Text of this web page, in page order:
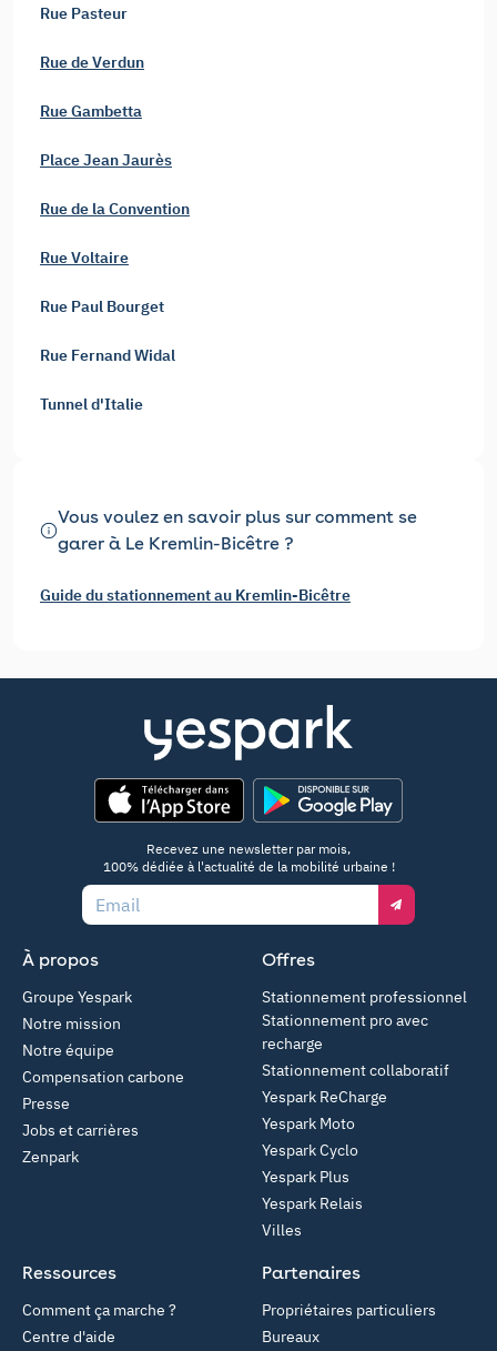
Rue Pasteur
Rue de Verdun
Rue Gambetta
Place Jean Jaurès
Rue de la Convention
Rue Voltaire
Rue Paul Bourget
Rue Fernand Widal
Tunnel d'Italie
Vous voulez en savoir plus sur comment se
garer à Le Kremlin-Bicêtre ?
Guide du stationnement au Kremlin-Bicêtre
Recevez une newsletter par mois,
100% dédiée à l'actualité de la mobilité urbaine !
À propos
Groupe Yespark
Notre mission
Notre équipe
Compensation carbone
Presse
Jobs et carrières
Zenpark
Offres
Stationnement professionnel
Stationnement pro avec
recharge
Stationnement collaboratif
Yespark ReCharge
Yespark Moto
Yespark Cyclo
Yespark Plus
Yespark Relais
Villes
Partenaires
Propriétaires particuliers
Bureaux
Ressources
Comment ça marche ?
Centre d'aide